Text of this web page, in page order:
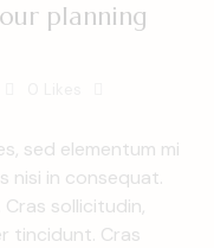
planning
sed elementum mi
nisi in consequat.
sollicitudin,
tincidunt. Cras